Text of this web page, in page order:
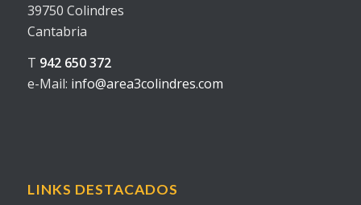
39750 Colindres
Cantabria
T 942 650 372
e-Mail: info@area3colindres.com
LINKS DESTACADOS